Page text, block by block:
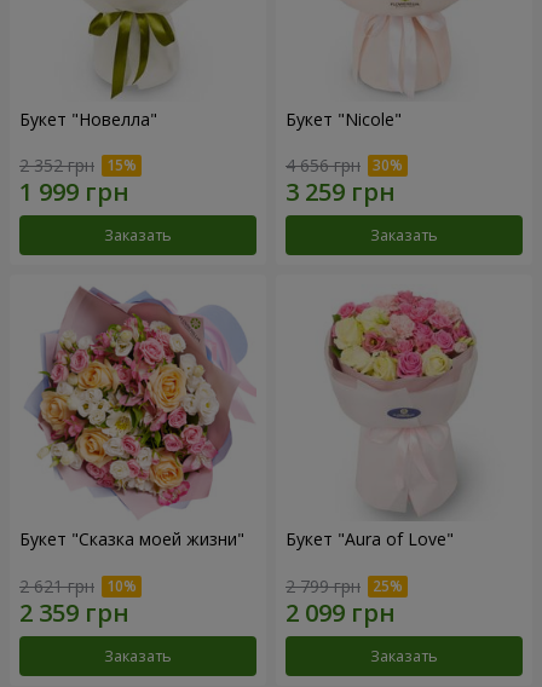
Букет "Новелла"
2 352 грн
Заказать
Букет "Nicole"
4 656 грн
Заказать
Букет "Сказка моей жизни"
2 621 грн
Заказать
Букет "Aura of Love"
2 799 грн
Заказать